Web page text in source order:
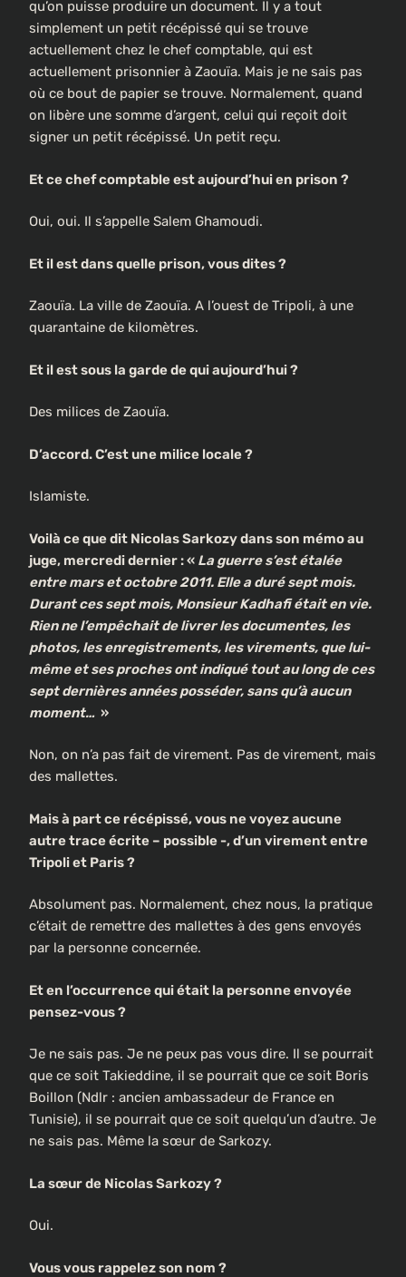
qu’on puisse produire un document. Il y a tout
simplement un petit récépissé qui se trouve
actuellement chez le chef comptable, qui est
actuellement prisonnier à Zaouïa. Mais je ne sais pas
où ce bout de papier se trouve. Normalement, quand
on libère une somme d’argent, celui qui reçoit doit
signer un petit récépissé. Un petit reçu.
Et ce chef comptable est aujourd’hui en prison ?
Oui, oui. Il s’appelle Salem Ghamoudi.
Et il est dans quelle prison, vous dites ?
Zaouïa. La ville de Zaouïa. A l’ouest de Tripoli, à une
quarantaine de kilomètres.
Et il est sous la garde de qui aujourd’hui ?
Des milices de Zaouïa.
D’accord. C’est une milice locale ?
Islamiste.
Voilà ce que dit Nicolas Sarkozy dans son mémo au
juge, mercredi dernier : « La guerre s’est étalée
entre mars et octobre 2011. Elle a duré sept mois.
Durant ces sept mois, Monsieur Kadhafi était en vie.
Rien ne l’empêchait de livrer les documentes, les
photos, les enregistrements, les virements, que lui-
même et ses proches ont indiqué tout au long de ces
sept dernières années posséder, sans qu’à aucun
moment… »
Non, on n’a pas fait de virement. Pas de virement, mais
des mallettes.
Mais à part ce récépissé, vous ne voyez aucune
autre trace écrite – possible -, d’un virement entre
Tripoli et Paris ?
Absolument pas. Normalement, chez nous, la pratique
c’était de remettre des mallettes à des gens envoyés
par la personne concernée.
Et en l’occurrence qui était la personne envoyée
pensez-vous ?
Je ne sais pas. Je ne peux pas vous dire. Il se pourrait
que ce soit Takieddine, il se pourrait que ce soit Boris
Boillon (Ndlr : ancien ambassadeur de France en
Tunisie), il se pourrait que ce soit quelqu’un d’autre. Je
ne sais pas. Même la sœur de Sarkozy.
La sœur de Nicolas Sarkozy ?
Oui.
Vous vous rappelez son nom ?